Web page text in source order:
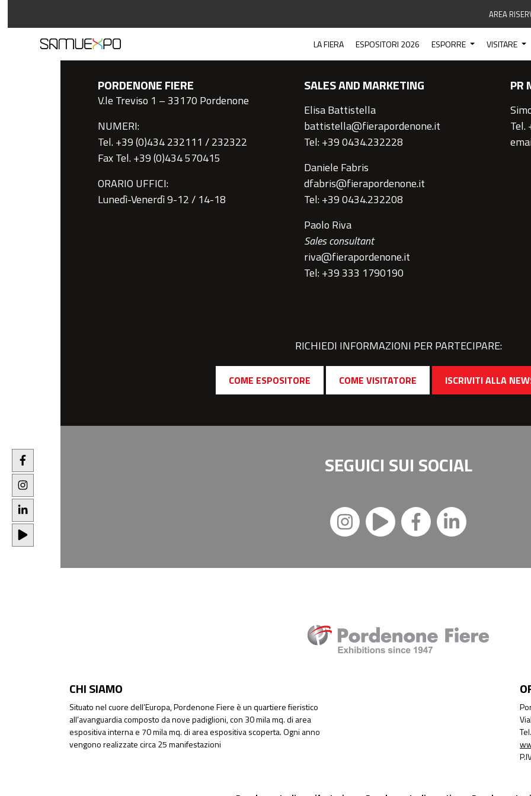
AREA
LA FIERA ESPOSITORI 2026 ESPORRE VISITARE
CONTATTI
PORDENONE FIERE
V.le Treviso 1 – 33170 Pordenone
NUMERI:
Tel. +39 (0)434 232111 / 232322
Fax Tel. +39 (0)434 570415
ORARIO UFFICI:
Lunedì-Venerdì 9-12 / 14-18
SALES AND MARKETING
Elisa Battistella
battistella@fierapordenone.it
Tel: +39 0434.232228
Daniele Fabris
dfabris@fierapordenone.it
Tel: +39 0434.232208
Paolo Riva
Sales consultant
riva@fierapordenone.it
Tel: +39 333 1790190
PR
Tel.
RICHIEDI INFORMAZIONI PER PARTECIPARE:
COME ESPOSITORE COME VISITATORE ISCRIVITI ALLA
SEGUICI SUI SOCIAL
CHI SIAMO
Situato nel cuore dell’Europa, Pordenone Fiere è un quartiere fieristico
all’avanguardia composto da nove padiglioni, con 30 mila mq. di area
espositiva interna e 70 mila mq. di area espositiva scoperta. Ogni anno
vengono realizzate circa 25 manifestazioni